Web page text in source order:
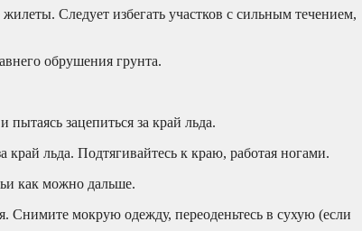
Следует избегать участков с сильным течением,
обрушения грунта.
зацепиться за край льда.
льда. Подтягивайтесь к краю, работая ногами.
как можно дальше.
Снимите мокрую одежду, переоденьтесь в сухую (если